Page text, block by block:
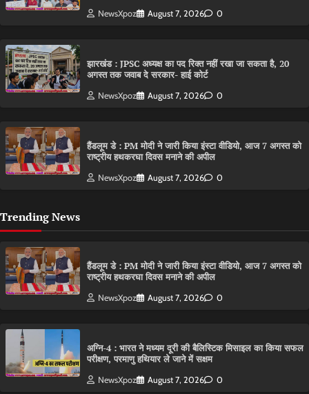
NewsXpoz August 7, 2026 0
झारखंड : JPSC अध्यक्ष का पद रिक्त नहीं रखा जा सकता है, 20
अगस्त तक जवाब दे सरकार- हाई कोर्ट
NewsXpoz August 7, 2026 0
हैंडलूम डे : PM मोदी ने जारी किया इंस्टा वीडियो, आज 7 अगस्त को
राष्ट्रीय हथकरघा दिवस मनाने की अपील
NewsXpoz August 7, 2026 0
Trending News
हैंडलूम डे : PM मोदी ने जारी किया इंस्टा वीडियो, आज 7 अगस्त को
राष्ट्रीय हथकरघा दिवस मनाने की अपील
NewsXpoz August 7, 2026 0
अग्नि-4 : भारत ने मध्यम दूरी की बैलिस्टिक मिसाइल का किया सफल
परीक्षण, परमाणु हथियार ले जाने में सक्षम
NewsXpoz August 7, 2026 0